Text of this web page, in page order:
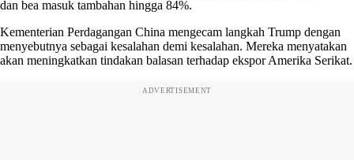
dan bea masuk tambahan hingga 84%.
Kementerian Perdagangan China mengecam langkah Trump dengan
menyebutnya sebagai kesalahan demi kesalahan. Mereka menyatakan
akan meningkatkan tindakan balasan terhadap ekspor Amerika Serikat.
ADVERTISEMENT